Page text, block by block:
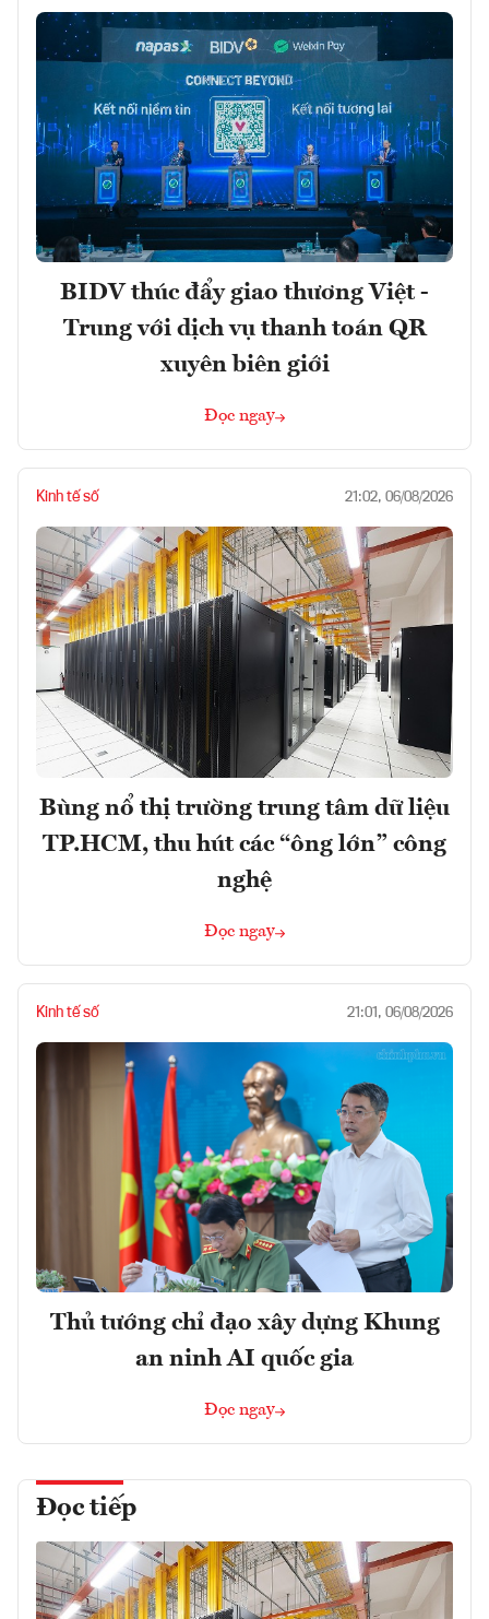
BIDV thúc đẩy giao thương Việt -
Trung với dịch vụ thanh toán QR
xuyên biên giới
Đọc ngay
Kinh tế số 21:02, 06/08/2026
Bùng nổ thị trường trung tâm dữ liệu
TP.HCM, thu hút các “ông lớn” công
nghệ
Đọc ngay
Kinh tế số 21:01, 06/08/2026
Thủ tướng chỉ đạo xây dựng Khung
an ninh AI quốc gia
Đọc ngay
Đọc tiếp